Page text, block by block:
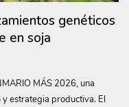
genéticos
en soja
MÁS 2026, una
estrategia productiva. El